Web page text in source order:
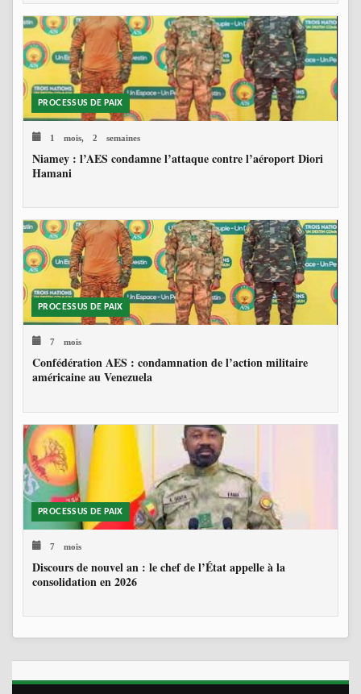
PROCESSUS DE PAIX
1 mois, 2 semaines
Niamey : l’AES condamne l’attaque contre l’aéroport Diori
Hamani
PROCESSUS DE PAIX
7 mois
Confédération AES : condamnation de l’action militaire
américaine au Venezuela
PROCESSUS DE PAIX
7 mois
Discours de nouvel an : le chef de l’État appelle à la
consolidation en 2026